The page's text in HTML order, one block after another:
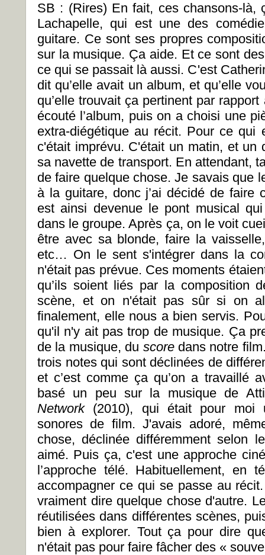
SB : (Rires) En fait, ces chansons-là,
Lachapelle, qui est une des
guitare. Ce sont ses propres
sur la musique. Ça aide. Et ce sont
ce qui se passait là aussi. C'est
dit qu’elle avait un album, et qu’elle
qu’elle trouvait ça pertinent par rapport
écouté l’album, puis on a choisi une
extra-diégétique au récit. Pour ce
c'était imprévu. C'était un matin, et un
sa navette de transport. En attendant,
de faire quelque chose. Je savais que
à la guitare, donc j’ai décidé de faire
est ainsi devenue le pont musical
dans le groupe. Après ça, on le voit
être avec sa blonde, faire la
etc… On le sent s'intégrer dans la
n'était pas prévue. Ces moments
qu’ils soient liés par la composition
scène, et on n'était pas sûr si on
finalement, elle nous a bien servis.
qu'il n'y ait pas trop de musique. Ça
de la musique, du scoredans notre
trois notes qui sont déclinées de
et c’est comme ça qu’on a travaillé
basé un peu sur la musique de
Network(2010), qui était pour moi
sonores de film. J'avais adoré,
chose, déclinée différemment selon
aimé. Puis ça, c'est une approche
l’approche télé. Habituellement, en
accompagner ce qui se passe au
vraiment dire quelque chose d'autre.
réutilisées dans différentes scènes,
bien à explorer. Tout ça pour dire
n'était pas pour faire fâcher des «